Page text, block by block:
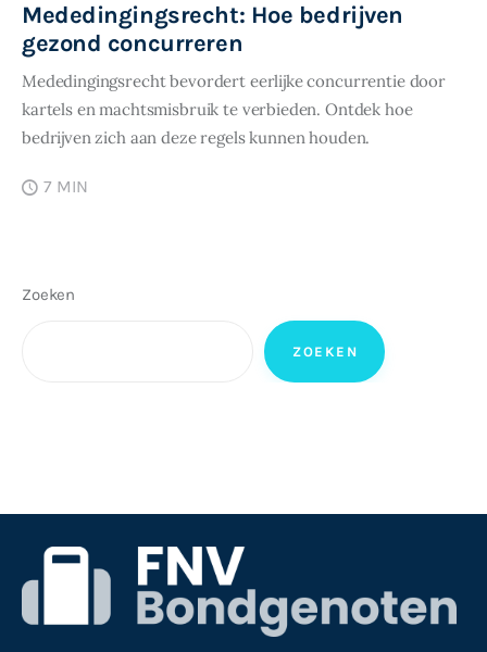
Mededingingsrecht: Hoe bedrijven
gezond concurreren
Mededingingsrecht bevordert eerlijke concurrentie door
kartels en machtsmisbruik te verbieden. Ontdek hoe
bedrijven zich aan deze regels kunnen houden.
7 MIN
Zoeken
ZOEKEN